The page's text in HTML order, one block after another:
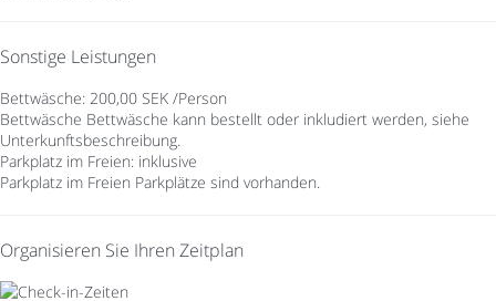
Sonstige Leistungen
Bettwäsche: 200,00 SEK /Person
Bettwäsche Bettwäsche kann bestellt oder inkludiert werden, siehe
Unterkunftsbeschreibung.
Parkplatz im Freien: inklusive
Parkplatz im Freien Parkplätze sind vorhanden.
Organisieren Sie Ihren Zeitplan